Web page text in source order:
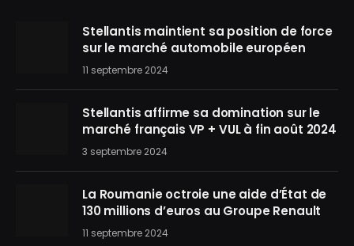
Stellantis maintient sa position de force
sur le marché automobile européen
11 septembre 2024
Stellantis affirme sa domination sur le
marché français VP + VUL à fin août 2024
3 septembre 2024
La Roumanie octroie une aide d’État de
130 millions d’euros au Groupe Renault
11 septembre 2024